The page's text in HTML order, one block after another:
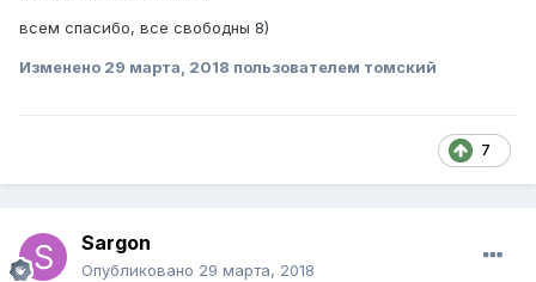
всем спасибо, все свободны 8)
Изменено 29 марта, 2018 пользователем томский
7
Sargon
Опубликовано 29 марта, 2018